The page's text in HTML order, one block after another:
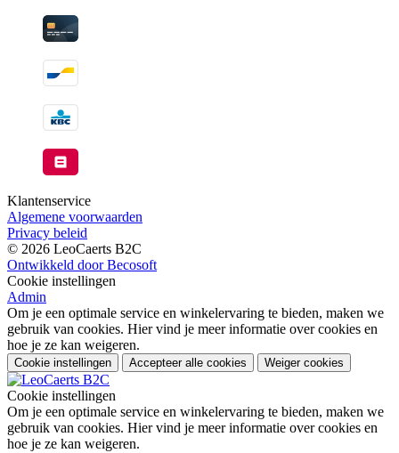
Klantenservice
Algemene voorwaarden
Privacy beleid
© 2026 LeoCaerts B2C
Ontwikkeld door Becosoft
Cookie instellingen
Admin
Om je een optimale service en winkelervaring te bieden, maken we
gebruik van cookies. Hier vind je meer informatie over cookies en
hoe je ze kan weigeren.
Cookie instellingen Accepteer alle cookies Weiger cookies
Cookie instellingen
Om je een optimale service en winkelervaring te bieden, maken we
gebruik van cookies. Hier vind je meer informatie over cookies en
hoe je ze kan weigeren.